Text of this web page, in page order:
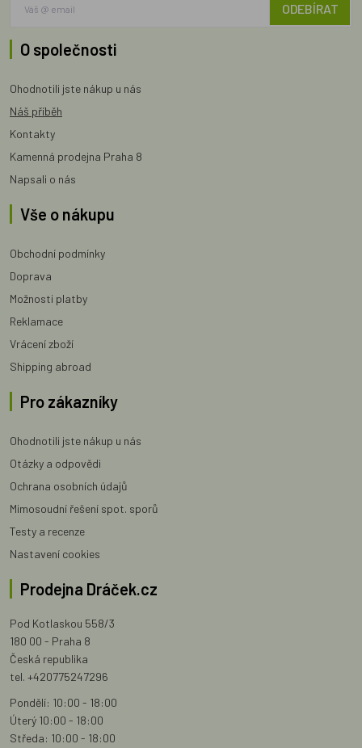
ODEBÍRAT
O společnosti
Ohodnotili jste nákup u nás
Náš příběh
Kontakty
Kamenná prodejna Praha 8
Napsali o nás
Vše o nákupu
Obchodní podmínky
Doprava
Možnosti platby
Reklamace
Vrácení zboží
Shipping abroad
Pro zákazníky
Ohodnotili jste nákup u nás
Otázky a odpovědi
Ochrana osobních údajů
Mimosoudní řešení spot. sporů
Testy a recenze
Nastavení cookies
Prodejna Dráček.cz
Pod Kotlaskou 558/3
180 00 - Praha 8
Česká republika
tel. +420775247296
Pondělí: 10:00 - 18:00
Úterý 10:00 - 18:00
Středa: 10:00 - 18:00